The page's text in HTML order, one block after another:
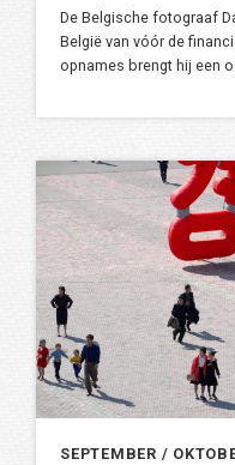
De Belgische fotograaf
België van vóór de
opnames brengt hij een
SEPTEMBER /